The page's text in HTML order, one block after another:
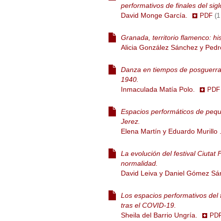
performativos de finales del
David Monge García.
PDF
Granada, territorio flamenco:
Alicia González Sánchez y
Danza en tiempos de
1940.
Inmaculada Matía Polo.
Espacios performáticos de
Jerez.
Elena Martín y Eduardo Murillo
La evolución del festival Ciutat
normalidad.
David Leiva y Daniel Gómez
Los espacios performativos
tras el COVID-19.
Sheila del Barrio Ungría.